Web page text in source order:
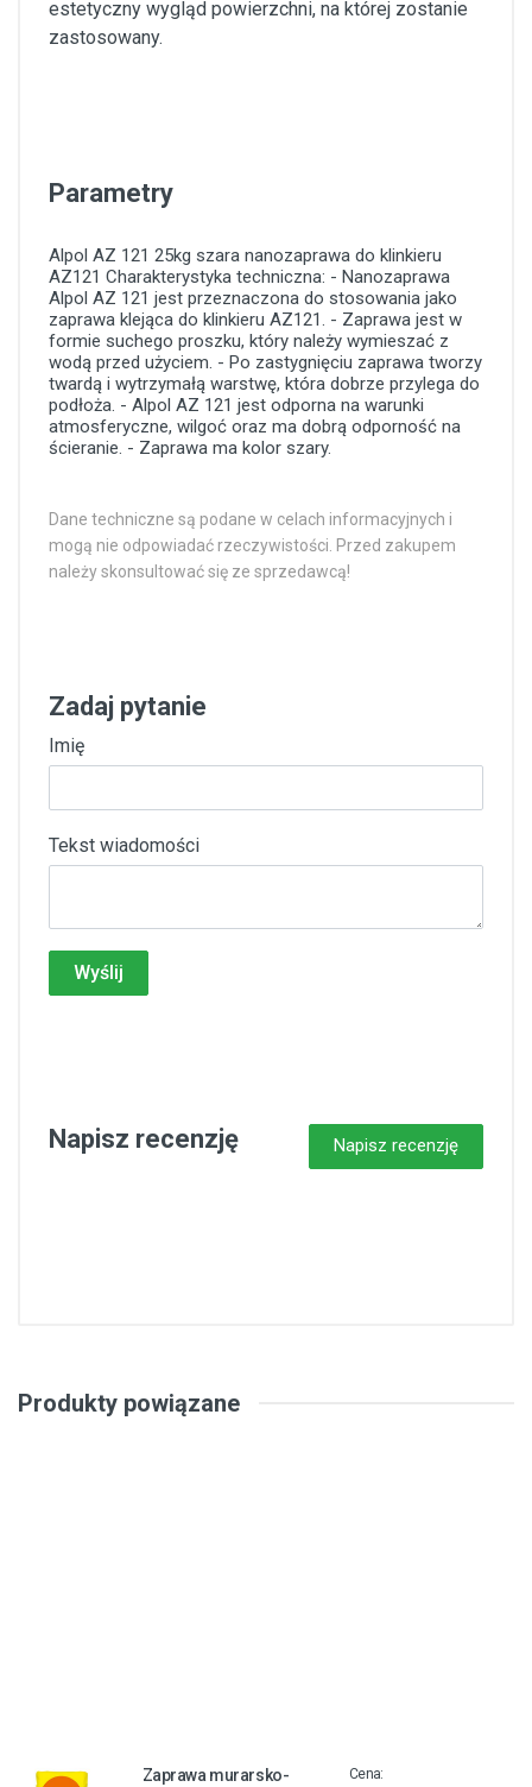
estetyczny wygląd powierzchni, na której zostanie
zastosowany.
Parametry
Alpol AZ 121 25kg szara nanozaprawa do klinkieru
AZ121 Charakterystyka techniczna: - Nanozaprawa
Alpol AZ 121 jest przeznaczona do stosowania jako
zaprawa klejąca do klinkieru AZ121. - Zaprawa jest w
formie suchego proszku, który należy wymieszać z
wodą przed użyciem. - Po zastygnięciu zaprawa tworzy
twardą i wytrzymałą warstwę, która dobrze przylega do
podłoża. - Alpol AZ 121 jest odporna na warunki
atmosferyczne, wilgoć oraz ma dobrą odporność na
ścieranie. - Zaprawa ma kolor szary.
Dane techniczne są podane w celach informacyjnych i
mogą nie odpowiadać rzeczywistości. Przed zakupem
należy skonsultować się ze sprzedawcą!
Zadaj pytanie
Imię
Tekst wiadomości
Wyślij
Napisz recenzję Napisz recenzję
Produkty powiązane
Zaprawa murarsko-
Cena: